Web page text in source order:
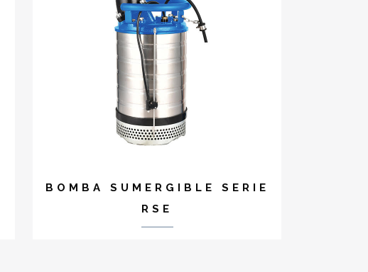
BOMBA SUMERGIBLE SERIE
RSE